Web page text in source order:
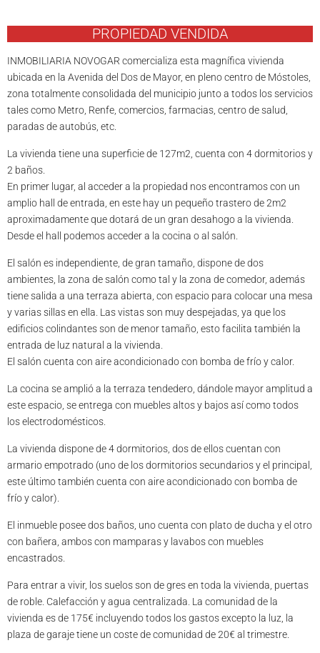
PROPIEDAD VENDIDA
INMOBILIARIA NOVOGAR comercializa esta magnífica vivienda
ubicada en la Avenida del Dos de Mayor, en pleno centro de Móstoles,
zona totalmente consolidada del municipio junto a todos los servicios
tales como Metro, Renfe, comercios, farmacias, centro de salud,
paradas de autobús, etc.
La vivienda tiene una superficie de 127m2, cuenta con 4 dormitorios y
2 baños.
En primer lugar, al acceder a la propiedad nos encontramos con un
amplio hall de entrada, en este hay un pequeño trastero de 2m2
aproximadamente que dotará de un gran desahogo a la vivienda.
Desde el hall podemos acceder a la cocina o al salón.
El salón es independiente, de gran tamaño, dispone de dos
ambientes, la zona de salón como tal y la zona de comedor, además
tiene salida a una terraza abierta, con espacio para colocar una mesa
y varias sillas en ella. Las vistas son muy despejadas, ya que los
edificios colindantes son de menor tamaño, esto facilita también la
entrada de luz natural a la vivienda.
El salón cuenta con aire acondicionado con bomba de frío y calor.
La cocina se amplió a la terraza tendedero, dándole mayor amplitud a
este espacio, se entrega con muebles altos y bajos así como todos
los electrodomésticos.
La vivienda dispone de 4 dormitorios, dos de ellos cuentan con
armario empotrado (uno de los dormitorios secundarios y el principal,
este último también cuenta con aire acondicionado con bomba de
frío y calor).
El inmueble posee dos baños, uno cuenta con plato de ducha y el otro
con bañera, ambos con mamparas y lavabos con muebles
encastrados.
Para entrar a vivir, los suelos son de gres en toda la vivienda, puertas
de roble. Calefacción y agua centralizada. La comunidad de la
vivienda es de 175€ incluyendo todos los gastos excepto la luz, la
plaza de garaje tiene un coste de comunidad de 20€ al trimestre.